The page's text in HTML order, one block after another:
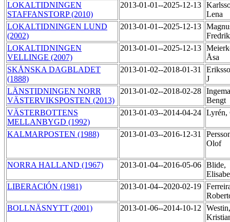
LOKALTIDNINGEN
STAFFANSTORP (2010)
2013-01-01--2025-12-13
Lena
LOKALTIDNINGEN LUND
(2002)
2013-01-01--2025-12-13
LOKALTIDNINGEN
VELLINGE (2007)
2013-01-01--2025-12-13
Åsa
SKÅNSKA DAGBLADET
(1888)
2013-01-02--2018-01-31
J
LÄNSTIDNINGEN NORR
VÄSTERVIKSPOSTEN (2013)
2013-01-02--2018-02-28
Bengt
VÄSTERBOTTENS
MELLANBYGD (1992)
2013-01-03--2014-04-24
KALMARPOSTEN (1988) 2013-01-03--2016-12-31
Olof
NORRA HALLAND (1967) 2013-01-04--2016-05-06 Blide,
LIBERACIÓN (1981)
2013-01-04--2020-02-19
BOLLNÄSNYTT (2001)
2013-01-06--2014-10-12
Westin,